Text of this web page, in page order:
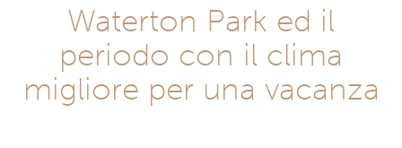
Waterton Park ed il
periodo con il clima
migliore per una vacanza